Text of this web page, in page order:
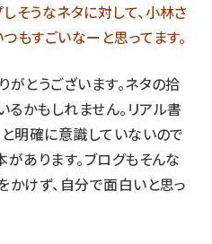
そうなネタに対して、小林さ
もすごいなーと思ってます。
がとうございます。ネタの拾
かもしれません。リアル書
と明確に意識していないので
があります。ブログもそんな
かけず、自分で面白いと思っ